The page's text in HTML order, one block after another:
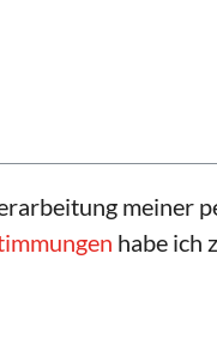
meiner
habe ich